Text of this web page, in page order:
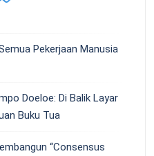
Pekerjaan Manusia
Doeloe: Di Balik Layar
Buku Tua
“Consensus